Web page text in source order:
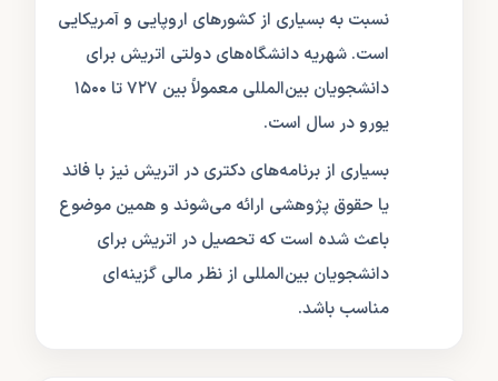
نسبت به بسیاری از کشورهای اروپایی و آمریکایی
است. شهریه دانشگاه‌های دولتی اتریش برای
دانشجویان بین‌المللی معمولاً بین ۷۲۷ تا ۱۵۰۰
یورو در سال است.
بسیاری از برنامه‌های دکتری در اتریش نیز با فاند
یا حقوق پژوهشی ارائه می‌شوند و همین موضوع
باعث شده است که تحصیل در اتریش برای
دانشجویان بین‌المللی از نظر مالی گزینه‌ای
مناسب باشد.